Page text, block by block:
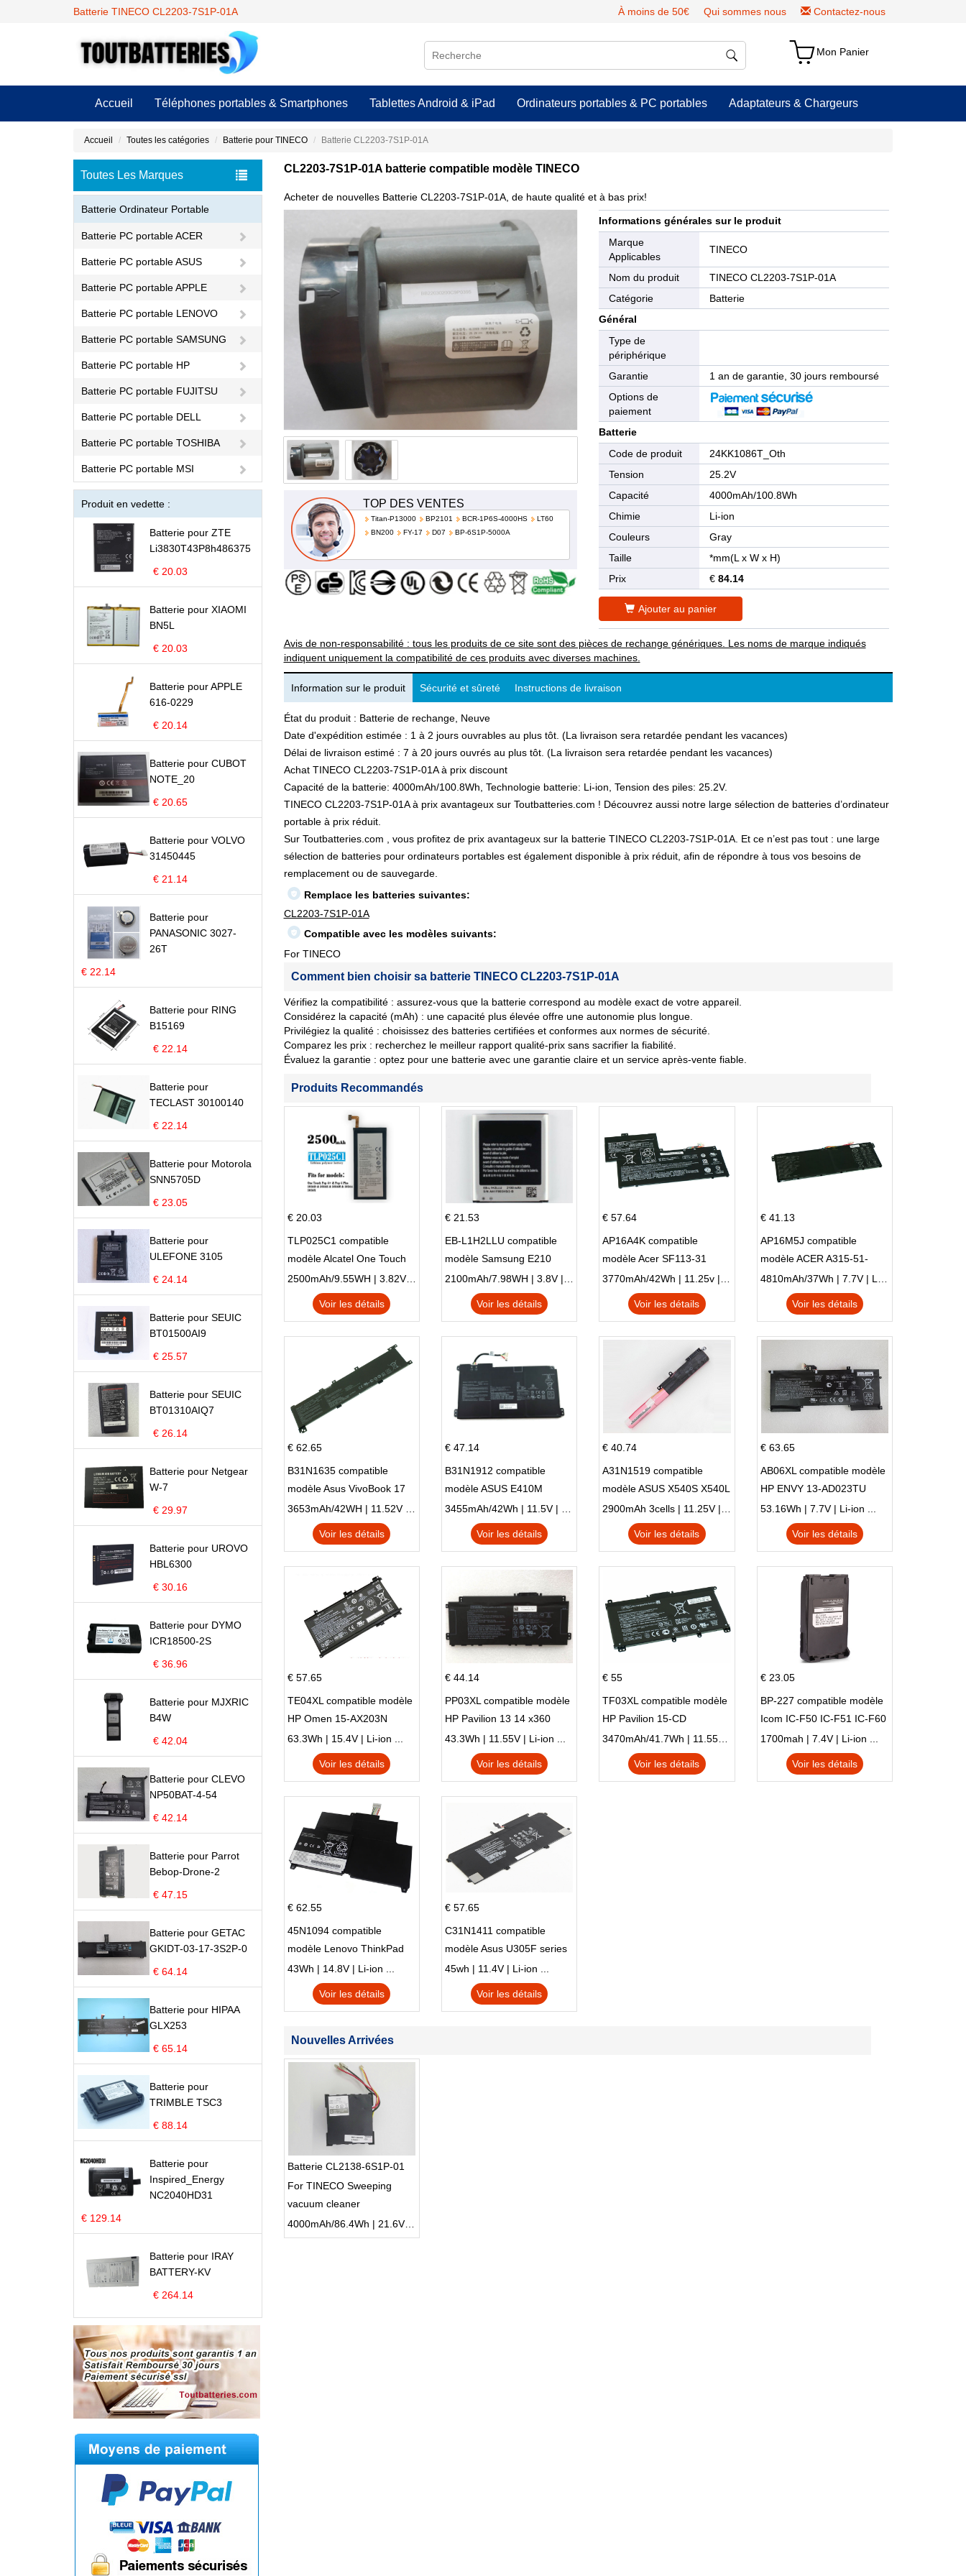
Batterie TINECO CL2203-7S1P-01A À moins de 50€ Qui sommes nous Contactez-nous
Mon Panier
Accueil Téléphones portables & Smartphones Tablettes Android & iPad Ordinateurs portables & PC portables Adaptateurs & Chargeurs
Accueil Toutes les catégories Batterie pour TINECO Batterie CL2203-7S1P-01A
Toutes Les Marques
Batterie Ordinateur Portable
Batterie PC portable ACER
Batterie PC portable ASUS
Batterie PC portable APPLE
Batterie PC portable LENOVO
Batterie PC portable SAMSUNG
Batterie PC portable HP
Batterie PC portable FUJITSU
Batterie PC portable DELL
Batterie PC portable TOSHIBA
Batterie PC portable MSI
Produit en vedette :
Batterie pour ZTE
Li3830T43P8h486375
€ 20.03
Batterie pour XIAOMI
BN5L
€ 20.03
Batterie pour APPLE
616-0229
€ 20.14
Batterie pour CUBOT
NOTE_20
€ 20.65
Batterie pour VOLVO
31450445
€ 21.14
Batterie pour
PANASONIC 3027-
26T
€ 22.14
Batterie pour RING
B15169
€ 22.14
Batterie pour
TECLAST 30100140
€ 22.14
Batterie pour Motorola
SNN5705D
€ 23.05
Batterie pour
ULEFONE 3105
€ 24.14
Batterie pour SEUIC
BT01500AI9
€ 25.57
Batterie pour SEUIC
BT01310AIQ7
€ 26.14
Batterie pour Netgear
W-7
€ 29.97
Batterie pour UROVO
HBL6300
€ 30.16
Batterie pour DYMO
ICR18500-2S
€ 36.96
Batterie pour MJXRIC
B4W
€ 42.04
Batterie pour CLEVO
NP50BAT-4-54
€ 42.14
Batterie pour Parrot
Bebop-Drone-2
€ 47.15
Batterie pour GETAC
GKIDT-03-17-3S2P-0
€ 64.14
Batterie pour HIPAA
GLX253
€ 65.14
Batterie pour
TRIMBLE TSC3
€ 88.14
Batterie pour
Inspired_Energy
NC2040HD31
€ 129.14
Batterie pour IRAY
BATTERY-KV
€ 264.14
CL2203-7S1P-01A batterie compatible modèle TINECO
Acheter de nouvelles Batterie CL2203-7S1P-01A, de haute qualité et à bas prix!
TOP DES VENTES
Titan-P13000 BP2101 BCR-1P6S-4000HS
LT60
BN200
FY-17 D07 BP-6S1P-5000A
Informations générales sur le produit
Marque
Applicables
TINECO
Nom du produit
TINECO CL2203-7S1P-01A
Catégorie
Batterie
Général
Type de
périphérique
Garantie
1 an de garantie, 30 jours remboursé
Options de
paiement
Batterie
Code de produit
24KK1086T_Oth
Tension
25.2V
Capacité
4000mAh/100.8Wh
Chimie
Li-ion
Couleurs
Gray
Taille
*mm(L x W x H)
Prix
€84.14
Ajouter au panier
Avis de non-responsabilité : tous les produits de ce site sont des pièces de rechange génériques. Les noms de marque indiqués
indiquent uniquement la compatibilité de ces produits avec diverses machines.
Information sur le produit Sécurité et sûreté Instructions de livraison
État du produit : Batterie de rechange, Neuve
Date d'expédition estimée : 1 à 2 jours ouvrables au plus tôt. (La livraison sera retardée pendant les vacances)
Délai de livraison estimé : 7 à 20 jours ouvrés au plus tôt. (La livraison sera retardée pendant les vacances)
Achat TINECO CL2203-7S1P-01A à prix discount
Capacité de la batterie: 4000mAh/100.8Wh, Technologie batterie: Li-ion, Tension des piles: 25.2V.
TINECO CL2203-7S1P-01A à prix avantageux sur Toutbatteries.com ! Découvrez aussi notre large sélection de batteries d’ordinateur
portable à prix réduit.
Sur Toutbatteries.com , vous profitez de prix avantageux sur la batterie TINECO CL2203-7S1P-01A. Et ce n’est pas tout : une large
sélection de batteries pour ordinateurs portables est également disponible à prix réduit, afin de répondre à tous vos besoins de
remplacement ou de sauvegarde.
Remplace les batteries suivantes:
CL2203-7S1P-01A
Compatible avec les modèles suivants:
For TINECO
Comment bien choisir sa batterie TINECO CL2203-7S1P-01A
Vérifiez la compatibilité : assurez-vous que la batterie correspond au modèle exact de votre appareil.
Considérez la capacité (mAh) : une capacité plus élevée offre une autonomie plus longue.
Privilégiez la qualité : choisissez des batteries certifiées et conformes aux normes de sécurité.
Comparez les prix : recherchez le meilleur rapport qualité-prix sans sacrifier la fiabilité.
Évaluez la garantie : optez pour une batterie avec une garantie claire et un service après-vente fiable.
Produits Recommandés
€ 20.03
TLP025C1 compatible
modèle Alcatel One Touch
Pop 4 Plus OT-5056D
2500mAh/9.55WH | 3.82V | Li-ion ...
Voir les détails
€ 21.53
EB-L1H2LLU compatible
modèle Samsung E210
E210K i939
Voir les détails
€ 57.64
AP16A4K compatible
modèle Acer SF113-31
AO1-132 NE132
Voir les détails
€ 41.13
AP16M5J compatible
modèle ACER A315-51-
51SL N17Q1 SERIES
Voir les détails
€ 62.65
B31N1635 compatible
modèle Asus VivoBook 17
X705NC X705UA X705UV
X705UN X705UD
Voir les détails
€ 47.14
B31N1912 compatible
modèle ASUS E410M
E410MA L410MA
Voir les détails
€ 40.74
A31N1519 compatible
modèle ASUS X540S X540L
X540LA-SI302 X540SA
X540S
Voir les détails
€ 63.65
AB06XL compatible modèle
HP ENVY 13-AD023TU
HSTNN-DB8C 921438-855
TPN-I128
53.16Wh | 7.7V | Li-ion ...
Voir les détails
€ 57.65
TE04XL compatible modèle
HP Omen 15-AX203N
Omen 15 Series Pavilion 15
Series
63.3Wh | 15.4V | Li-ion ...
Voir les détails
€ 44.14
PP03XL compatible modèle
HP Pavilion 13 14 x360
L83388-AC1 L83388-421
HSTNN-LB8S M01118-421
M01144-005 13-BB 14-DV
43.3Wh | 11.55V | Li-ion ...
Voir les détails
€ 55
TF03XL compatible modèle
HP Pavilion 15-CD
Voir les détails
€ 23.05
BP-227 compatible modèle
Icom IC-F50 IC-F51 IC-F60
IC-F61 IC-M87
1700mah | 7.4V | Li-ion ...
Voir les détails
€ 62.55
45N1094 compatible
modèle Lenovo ThinkPad
Edge S230u Twist
43Wh | 14.8V | Li-ion ...
Voir les détails
€ 57.65
C31N1411 compatible
modèle Asus U305F series
45wh | 11.4V | Li-ion ...
Voir les détails
Nouvelles Arrivées
Batterie CL2138-6S1P-01
For TINECO Sweeping
vacuum cleaner
4000mAh/86.4Wh | 21.6V | Li-ion ...